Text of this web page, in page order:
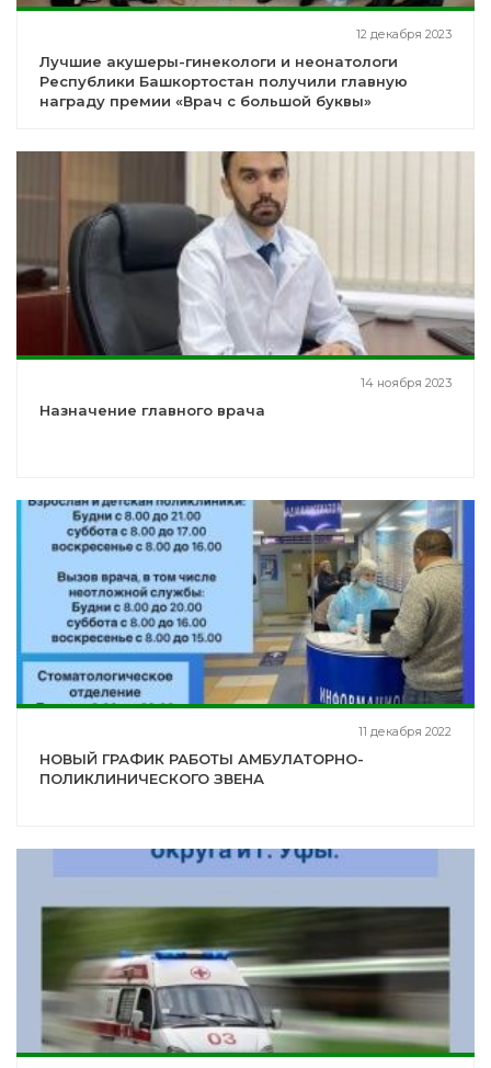
12 декабря 2023
Лучшие акушеры-гинекологи и неонатологи
Республики Башкортостан получили главную
награду премии «Врач с большой буквы»
14 ноября 2023
Назначение главного врача
11 декабря 2022
НОВЫЙ ГРАФИК РАБОТЫ АМБУЛАТОРНО-
ПОЛИКЛИНИЧЕСКОГО ЗВЕНА